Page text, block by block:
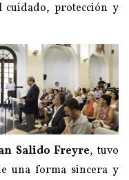
cuidado, protección y
Salido Freyre, tuvo
una forma sincera y